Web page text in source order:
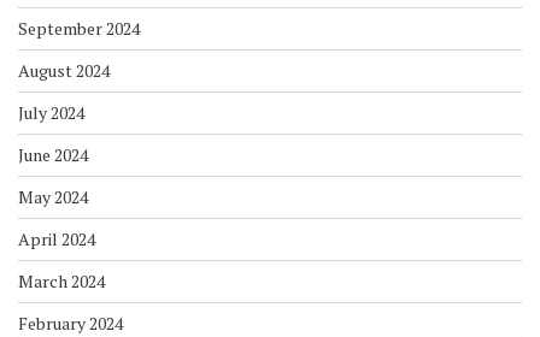
September 2024
August 2024
July 2024
June 2024
May 2024
April 2024
March 2024
February 2024